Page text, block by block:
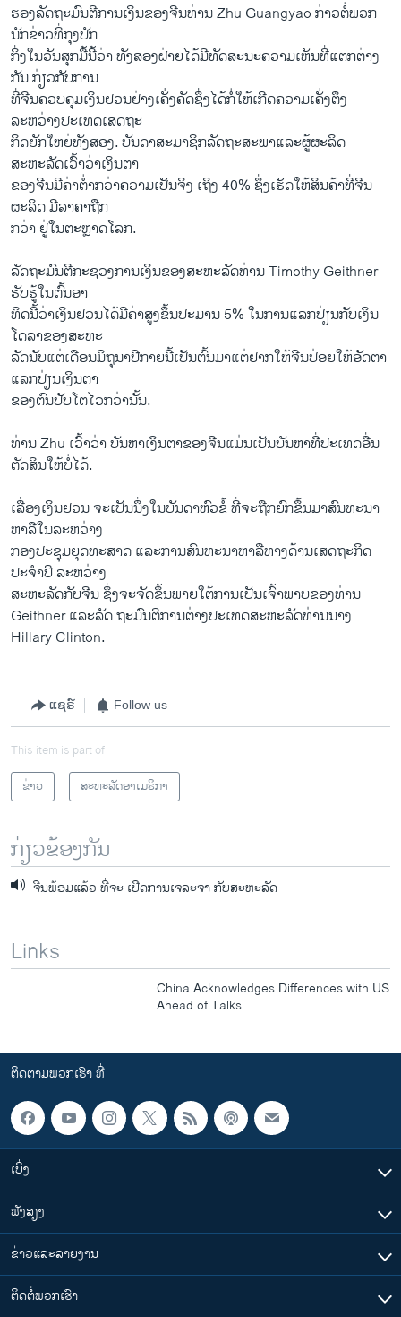
ຮອງລັດຖະມົນຕີການເງິນຂອງຈີນທ່ານ Zhu Guangyao ກ່າວຕໍ່ພວກ
ນັກຂ່າວທີ່ກຸງປັກ
ກິ່ງໃນວັນສຸກມື້ນີ້ວ່າ ທັງສອງຝ່າຍໄດ້ມີທັດສະນະຄວາມເຫັນທີ່ແຕກຕ່າງ
ກັນ ກ່ຽວກັບການ
ທີ່ຈີນຄວບຄຸມເງິນຢວນຢ່າງເຄັ່ງຄັດຊຶ່ງໄດ້ກໍ່ໃຫ້ເກີດຄວາມເຄັ່ງຕຶງ
ລະຫວ່າງປະເທດເສດຖະ
ກິດຍັກໃຫຍ່ທັງສອງ. ບັນດາສະມາຊິກລັດຖະສະພາແລະຜູ້ຜະລິດ
ສະຫະລັດເວົ້າວ່າເງິນຕາ
ຂອງຈີນມີຄ່າຕໍ່າກວ່າຄວາມເປັນຈິງ ເຖິງ 40% ຊຶ່ງເຮັດໃຫ້ສິນຄ້າທີ່ຈີນ
ຜະລິດ ມີລາຄາຖືກ
ກວ່າ ຢູ່ໃນຕະຫຼາດໂລກ.
ລັດຖະມົນຕີກະຊວງການເງິນຂອງສະຫະລັດທ່ານ Timothy Geithner
ຮັບຮູ້ໃນຕົ້ນອາ
ທິດນີ້ວ່າເງິນຢວນໄດ້ມີຄ່າສູງຂຶ້ນປະມານ 5% ໃນການແລກປ່ຽນກັບເງິນ
ໂດລາຂອງສະຫະ
ລັດນັບແຕ່ເດືອນມິຖຸນາປີກາຍນີ້ເປັນຕົ້ນມາແຕ່ຢາກໃຫ້ຈີນປ່ອຍໃຫ້ອັດຕາ
ແລກປ່ຽນເງິນຕາ
ຂອງຕົນປັບໂຕໄວກວ່ານັ້ນ.
ທ່ານ Zhu ເວົ້າວ່າ ບັນຫາເງິນຕາຂອງຈີນແມ່ນເປັນບັນຫາທີ່ປະເທດອື່ນ
ຕັດສິນໃຫ້ບໍ່ໄດ້.
ເລື່ອງເງິນຢວນ ຈະເປັນນຶ່ງໃນບັນດາຫົວຂໍ້ ທີ່ຈະຖືກຍົກຂຶ້ນມາສົນທະນາ
ຫາລືໃນລະຫວ່າງ
ກອງປະຊຸມຍຸດທະສາດ ແລະການສົນທະນາຫາລືທາງດ້ານເສດຖະກິດ
ປະຈຳປີ ລະຫວ່າງ
ສະຫະລັດກັບຈີນ ຊຶ່ງຈະຈັດຂຶ້ນພາຍໃຕ້ການເປັນເຈົ້າພາບຂອງທ່ານ
Geithner ແລະລັດ ຖະມົນຕີການຕ່າງປະເທດສະຫະລັດທ່ານນາງ
Hillary Clinton.
ແຊຣ໌ Follow us
This item is part of
ຂ່າວ
ສະຫະລັດອາເມຣິກາ
ກ່ຽວຂ້ອງກັນ
ຈີນພ້ອມແລ້ວ ທີ່ຈະ ເປີດການເຈລະຈາ ກັບສະຫະລັດ
Links
China Acknowledges Differences with US
Ahead of Talks
ຕິດຕາມພວກເຮົາ ທີ່
ເບິ່ງ
ຟັງສຽງ
ຂ່າວແລະລາຍງານ
ຕິດຕໍ່ພວກເຮົາ